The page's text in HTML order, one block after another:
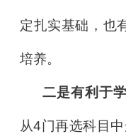
定扎实基础，也
培养。
二是有利于
从4门再选科目